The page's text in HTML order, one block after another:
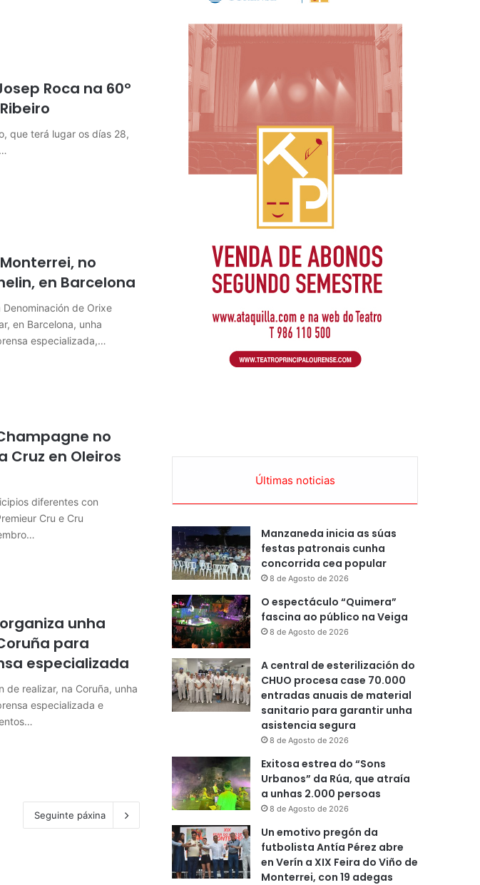
Roca na 60º
que terá lugar os días 28,
no
en Barcelona
de Orixe
en Barcelona, unha
especializada,…
no
Cruz en Oleiros
diferentes con
Cru e Cru
unha
para
especializada
de realizar, na Coruña, unha
especializada e
Seguinte páxina
Últimas noticias
Manzaneda inicia as súas
festas patronais cunha
concorrida cea popular
8 de Agosto de 2026
O espectáculo “Quimera”
fascina ao público na Veiga
8 de Agosto de 2026
A central de esterilización do
CHUO procesa case 70.000
entradas anuais de material
sanitario para garantir unha
asistencia segura
8 de Agosto de 2026
Exitosa estrea do “Sons
Urbanos” da Rúa, que atraía
a unhas 2.000 persoas
8 de Agosto de 2026
Un emotivo pregón da
futbolista Antía Pérez abre
en Verín a XIX Feira do Viño de
Monterrei, con 19 adegas